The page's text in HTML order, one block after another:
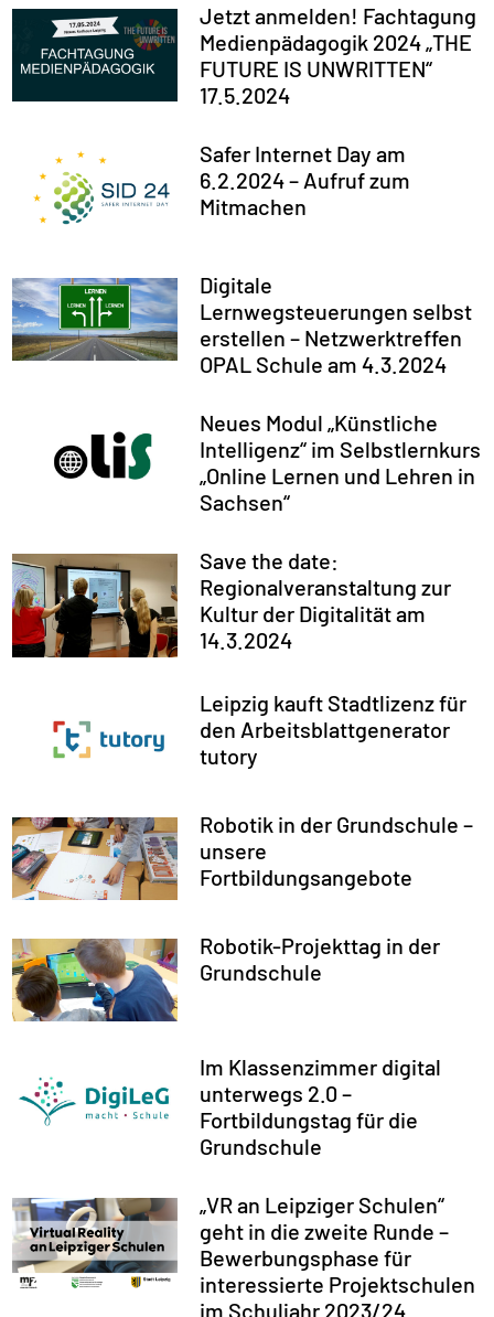
Jetzt anmelden! Fachtagung
Medienpädagogik 2024 „THE
FUTURE IS UNWRITTEN“
17.5.2024
Safer Internet Day am
6.2.2024 – Aufruf zum
Mitmachen
Digitale
Lernwegsteuerungen selbst
erstellen – Netzwerktreffen
OPAL Schule am 4.3.2024
Neues Modul „Künstliche
Intelligenz“ im Selbstlernkurs
„Online Lernen und Lehren in
Sachsen“
Save the date:
Regionalveranstaltung zur
Kultur der Digitalität am
14.3.2024​​
Leipzig kauft Stadtlizenz für
den Arbeitsblattgenerator
tutory
Robotik in der Grundschule –
unsere
Fortbildungsangebote
Robotik-Projekttag in der
Grundschule
Im Klassenzimmer digital
unterwegs 2.0 –
Fortbildungstag für die
Grundschule
„VR an Leipziger Schulen“
geht in die zweite Runde –
Bewerbungsphase für
interessierte Projektschulen
im Schuljahr 2023/24